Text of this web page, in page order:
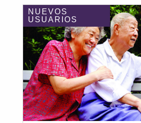
NUEVOS
USUARIOS